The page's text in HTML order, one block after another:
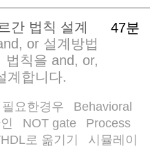
47분
간 법칙 설계
or 설계방법
법칙을 and, or,
계합니다.
요한경우
Behavioral
NOT gate
Process
로 옮기기
시뮬레이